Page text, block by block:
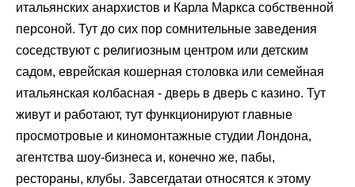
итальянских анархистов и Карла Маркса собственной
персоной. Тут до сих пор сомнительные заведения
соседствуют с религиозным центром или детским
садом, еврейская кошерная столовка или семейная
итальянская колбасная - дверь в дверь с казино. Тут
живут и работают, тут функционируют главные
просмотровые и киномонтажные студии Лондона,
агентства шоу-бизнеса и, конечно же, пабы,
рестораны, клубы. Завсегдатаи относятся к этому